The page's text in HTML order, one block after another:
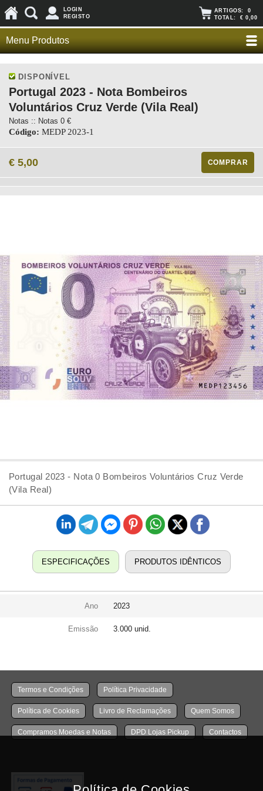
LOGIN
REGISTO
ARTIGOS: 0
TOTAL: € 0,00
Menu Produtos
DISPONÍVEL
Portugal 2023 - Nota Bombeiros
Voluntários Cruz Verde (Vila Real)
Notas :: Notas 0 €
Código: MEDP 2023-1
€ 5,00 COMPRAR
Portugal 2023 - Nota 0 Bombeiros Voluntários Cruz Verde
(Vila Real)
ESPECIFICAÇÕES PRODUTOS IDÊNTICOS
Ano 2023
Emissão 3.000 unid.
Termos e Condições Política Privacidade
Política de Cookies Livro de Reclamações Quem Somos
Compramos Moedas e Notas DPD Lojas Pickup Contactos